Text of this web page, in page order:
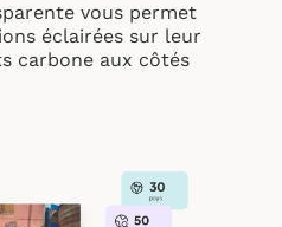
vous permet
éclairées sur leur
carbone aux côtés